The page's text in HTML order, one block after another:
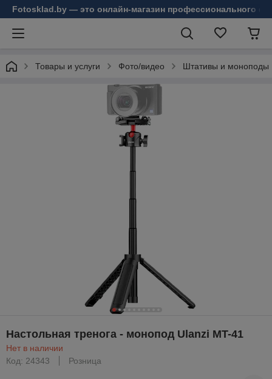
Fotosklad.by — это онлайн-магазин профессионального
Товары и услуги Фото/видео Штативы и моноподы
Настольная тренога - монопод Ulanzi MT-41
Нет в наличии
Код: 24343
Розница